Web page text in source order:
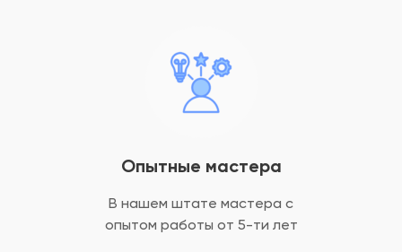
Опытные мастера
В нашем штате мастера с
опытом работы от 5-ти лет